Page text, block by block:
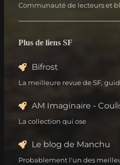
Communauté de lecteurs et
Plus de liens SF
Bifrost
La meilleure revue de SF,
AM Imaginaire -
La collection qui ose
Le blog de Manchu
Probablement l'un des